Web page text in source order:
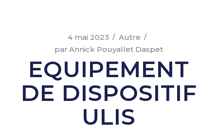
4 mai 2023
Autre
par Annick Pouyallet Daspet
EQUIPEMENT
DE DISPOSITIF
ULIS